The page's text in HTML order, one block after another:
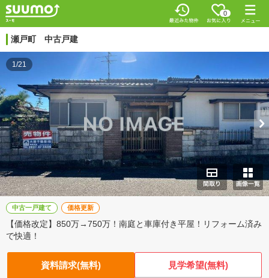
0
瀬戸町 中古戸建
1/21
中古一戸建て 価格更新
【価格改定】850万→750万！南庭と車庫付き平屋！リフォーム済み
で快適！
資料請求(無料) 見学希望(無料)